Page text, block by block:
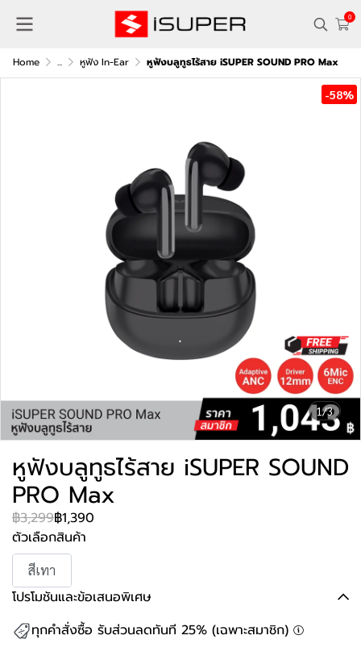
0
Home ... หูฟัง In-Ear หูฟังบลูทูธไร้สาย iSUPER SOUND PRO Max
1/3
-58%
หูฟังบลูทูธไร้สาย iSUPER SOUND
PRO Max
฿3,299฿1,390
ตัวเลือกสินค้า
สีเทา
โปรโมชันและข้อเสนอพิเศษ
ทุกคำสั่งซื้อ รับส่วนลดทันที 25% (เฉพาะสมาชิก)